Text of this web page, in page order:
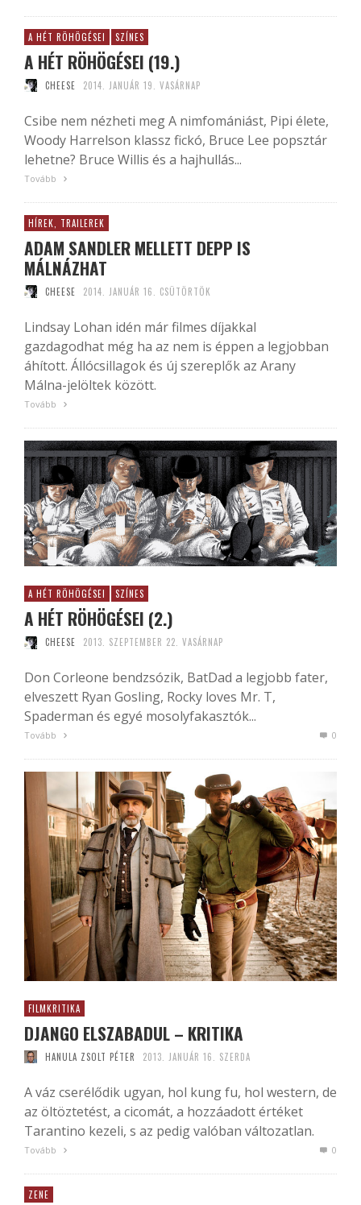
A HÉT RÖHÖGÉSEI SZÍNES
A HÉT RÖHÖGÉSEI (19.)
CHEESE 2014. JANUÁR 19. VASÁRNAP
Csibe nem nézheti meg A nimfomániást, Pipi élete,
Woody Harrelson klassz fickó, Bruce Lee popsztár
lehetne? Bruce Willis és a hajhullás...
Tovább
HÍREK, TRAILEREK
ADAM SANDLER MELLETT DEPP IS
MÁLNÁZHAT
CHEESE 2014. JANUÁR 16. CSÜTÖRTÖK
Lindsay Lohan idén már filmes díjakkal
gazdagodhat még ha az nem is éppen a legjobban
áhított. Állócsillagok és új szereplők az Arany
Málna-jelöltek között.
Tovább
A HÉT RÖHÖGÉSEI SZÍNES
A HÉT RÖHÖGÉSEI (2.)
CHEESE 2013. SZEPTEMBER 22. VASÁRNAP
Don Corleone bendzsózik, BatDad a legjobb fater,
elveszett Ryan Gosling, Rocky loves Mr. T,
Spaderman és egyé mosolyfakasztók...
Tovább 0
FILMKRITIKA
DJANGO ELSZABADUL – KRITIKA
HANULA ZSOLT PÉTER 2013. JANUÁR 16. SZERDA
A váz cserélődik ugyan, hol kung fu, hol western, de
az öltöztetést, a cicomát, a hozzáadott értéket
Tarantino kezeli, s az pedig valóban változatlan.
Tovább 0
ZENE